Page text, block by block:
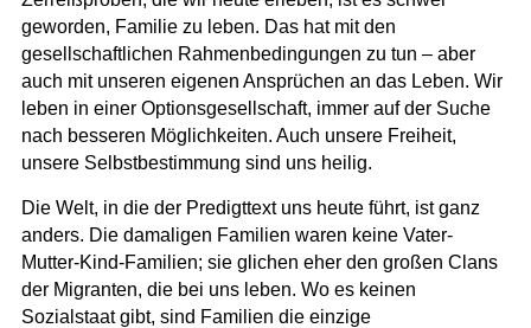
geworden, Familie zu leben. Das hat mit den
gesellschaftlichen Rahmenbedingungen zu tun – aber
auch mit unseren eigenen Ansprüchen an das Leben. Wir
leben in einer Optionsgesellschaft, immer auf der Suche
nach besseren Möglichkeiten. Auch unsere Freiheit,
unsere Selbstbestimmung sind uns heilig.
Die Welt, in die der Predigttext uns heute führt, ist ganz
anders. Die damaligen Familien waren keine Vater-
Mutter-Kind-Familien; sie glichen eher den großen Clans
der Migranten, die bei uns leben. Wo es keinen
Sozialstaat gibt, sind Familien die einzige